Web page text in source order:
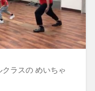
クラスの めいちゃ